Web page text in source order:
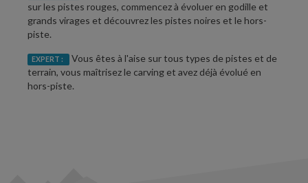
sur les pistes rouges, commencez à évoluer en godille et
grands virages et découvrez les pistes noires et le hors-
piste.
EXPERT :
Vous êtes à l'aise sur tous types de pistes et de
terrain, vous maîtrisez le carving et avez déjà évolué en
hors-piste.